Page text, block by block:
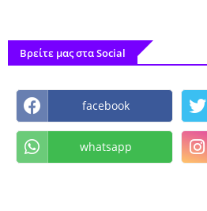
Βρείτε μας στα Social
facebook
whatsapp